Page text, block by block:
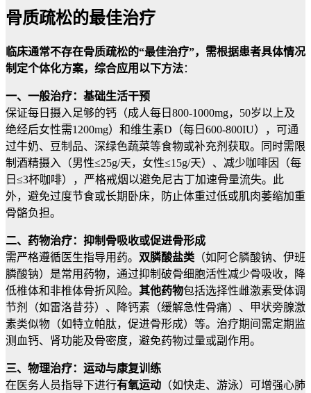
骨质疏松的最佳治疗
临床通常不存在骨质疏松的“最佳治疗”，需根据患者具体情况
制定个体化方案，综合应用以下方法：
一、一般治疗：基础生活干预
保证每日摄入足够的钙（成人每日800-1000mg，50岁以上及
绝经后女性需1200mg）和维生素D（每日600-800IU），可通
过牛奶、豆制品、深绿色蔬菜等食物或补充剂获取。同时需限
制酒精摄入（男性≤25g/天，女性≤15g/天）、减少咖啡因（每
日≤3杯咖啡），严格戒烟以避免尼古丁加速骨量流失。此
外，避免过度节食或长期卧床，防止体重过低或肌肉萎缩加重
骨骼负担。
二、药物治疗：抑制骨吸收或促进骨形成
需严格遵循医生指导用药。 双膦酸盐类 （如阿仑膦酸钠、伊班
膦酸钠）是常用药物，通过抑制破骨细胞活性减少骨吸收，降
低椎体和非椎体骨折风险。 其他药物包括选择性雌激素受体调
节剂（如雷洛昔芬）、降钙素（缓解急性骨痛）、甲状旁腺激
素类似物（如特立帕肽，促进骨形成）等。治疗期间需定期监
测血钙、肾功能及骨密度，避免药物过量或副作用。
三、物理治疗：运动与康复训练
在医务人员指导下进行有氧运动 （如快走、游泳）可增强心肺